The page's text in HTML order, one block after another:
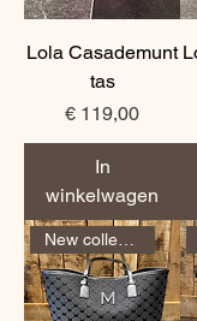
Lola Casademunt
tas
Prijs
€ 119,00
In
winkelwagen